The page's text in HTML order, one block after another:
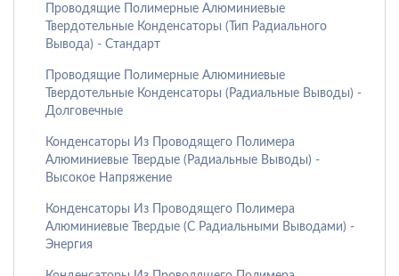
Проводящие Полимерные Алюминиевые
Твердотельные Конденсаторы (тип Радиального
Вывода) - Стандарт
Проводящие Полимерные Алюминиевые
Твердотельные Конденсаторы (радиальные Выводы) -
Долговечные
Конденсаторы Из Проводящего Полимера
Алюминиевые Твердые (радиальные Выводы) -
Высокое Напряжение
Конденсаторы Из Проводящего Полимера
Алюминиевые Твердые (с Радиальными Выводами) -
Энергия